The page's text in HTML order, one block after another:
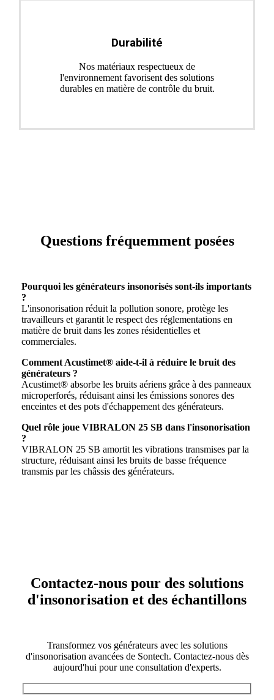
Durabilité
Nos matériaux respectueux de
l'environnement favorisent des solutions
durables en matière de contrôle du bruit.
Questions fréquemment posées
Pourquoi les générateurs insonorisés sont-ils importants
?
L'insonorisation réduit la pollution sonore, protège les
travailleurs et garantit le respect des réglementations en
matière de bruit dans les zones résidentielles et
commerciales.
Comment Acustimet® aide-t-il à réduire le bruit des
générateurs ?
Acustimet® absorbe les bruits aériens grâce à des panneaux
microperforés, réduisant ainsi les émissions sonores des
enceintes et des pots d'échappement des générateurs.
Quel rôle joue VIBRALON 25 SB dans l'insonorisation
?
VIBRALON 25 SB amortit les vibrations transmises par la
structure, réduisant ainsi les bruits de basse fréquence
transmis par les châssis des générateurs.
Contactez-nous pour des solutions
d'insonorisation et des échantillons
Transformez vos générateurs avec les solutions
d'insonorisation avancées de Sontech. Contactez-nous dès
aujourd'hui pour une consultation d'experts.